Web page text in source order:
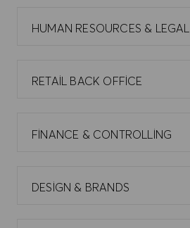
HUMAN RESOURCES & LEGAL
RETAIL BACK OFFICE
FINANCE & CONTROLLING
DESIGN & BRANDS